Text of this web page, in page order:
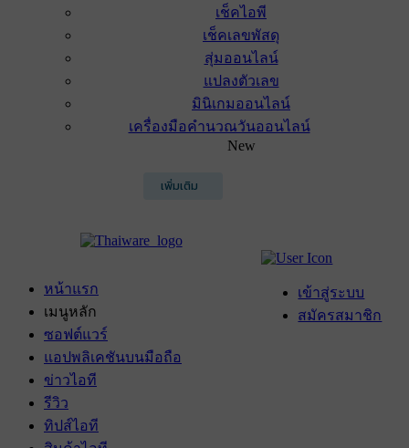
เช็คไอพี
เช็คเลขพัสดุ
สุ่มออนไลน์
แปลงตัวเลข
มินิเกมออนไลน์
เครื่องมือคำนวณวันออนไลน์
New
เพิ่มเติม
เข้าสู่ระบบ
สมัครสมาชิก
หน้าแรก
เมนูหลัก
ซอฟต์แวร์
แอปพลิเคชันบนมือถือ
ข่าวไอที
รีวิว
ทิปส์ไอที